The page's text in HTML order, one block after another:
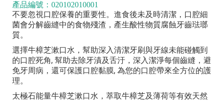
020102010001
不要忽視口腔保養的重要性。進食後未及時清潔，口腔細
菌會分解齒縫中的食物殘渣，產生酸性物質腐蝕牙齒琺瑯
質。
選擇牛樟芝漱口水，幫助深入清潔牙刷與牙線未能碰觸到
的口腔死角, 幫助去除牙漬及舌汙，深入潔淨每個齒縫，避
免牙周病，還可保護口腔黏膜, 為您的口腔帶來全方位的護
理。
太極石能量牛樟芝漱口水，萃取牛樟芝及薄荷等有效天然